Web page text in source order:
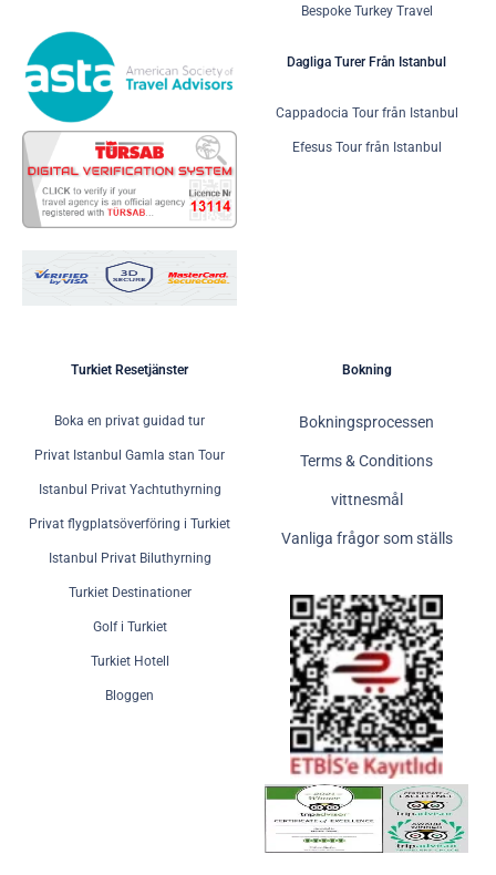
Bespoke Turkey Travel
Dagliga Turer Från Istanbul
Cappadocia Tour från Istanbul
Efesus Tour från Istanbul
Turkiet Resetjänster
Boka en privat guidad tur
Privat Istanbul Gamla stan Tour
Istanbul Privat Yachtuthyrning
Privat flygplatsöverföring i Turkiet
Istanbul Privat Biluthyrning
Turkiet Destinationer
Golf i Turkiet
Turkiet Hotell
Bloggen
Bokning
Bokningsprocessen
Terms & Conditions
vittnesmål
Vanliga frågor som ställs